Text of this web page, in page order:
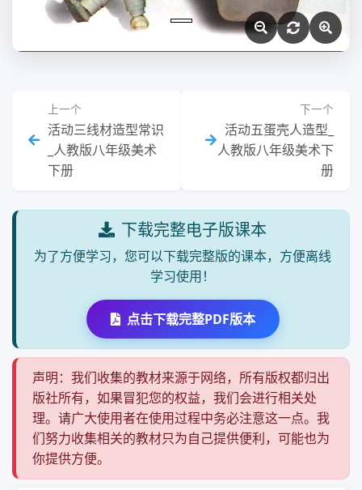
上一个
活动三线材造型常识
_人教版八年级美术
下册
下一个
活动五蛋壳人造型_
人教版八年级美术下
册
下载完整电子版课本
为了方便学习，您可以下载完整版的课本，方便离线
学习使用！
点击下载完整PDF版本
声明：我们收集的教材来源于网络，所有版权都归出
版社所有，如果冒犯您的权益，我们会进行相关处
理。请广大使用者在使用过程中务必注意这一点。我
们努力收集相关的教材只为自己提供便利，可能也为
你提供方便。